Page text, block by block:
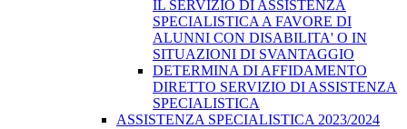
IL SERVIZIO DI ASSISTENZA
SPECIALISTICA A FAVORE DI
ALUNNI CON DISABILITA' O IN
SITUAZIONI DI SVANTAGGIO
DETERMINA DI AFFIDAMENTO
DIRETTO SERVIZIO DI ASSISTENZA
SPECIALISTICA
ASSISTENZA SPECIALISTICA 2023/2024